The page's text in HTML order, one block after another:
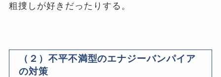
粗捜しが好きだったりする。
（２）不平不満型のエナジーバンパイア
の対策